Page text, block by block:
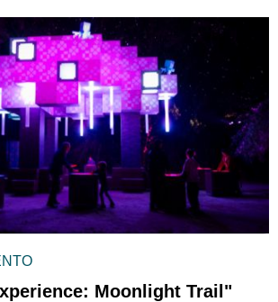
Moonlight Trail"